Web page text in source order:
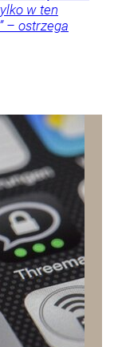
w ten
– ostrzega